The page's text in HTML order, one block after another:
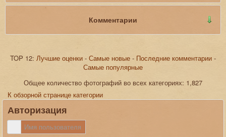
Комментарии
JComments
TOP 12: Лучшие оценки - Самые новые - Последние комментарии -
Самые популярные
Общее количество фотографий во всех категориях: 1,827
К обзорной странице категории
Авторизация